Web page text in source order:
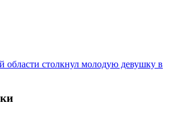
области столкнул молодую девушку в